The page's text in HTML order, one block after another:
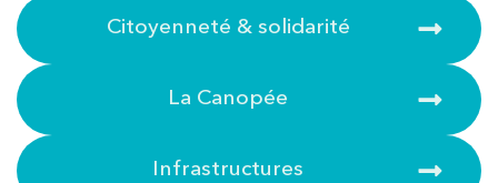
Citoyenneté & solidarité
La Canopée
Infrastructures